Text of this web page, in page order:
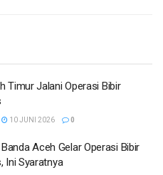
Timur Jalani Operasi Bibir
10 JUNI 2026 0
Aceh Gelar Operasi Bibir
Ini Syaratnya